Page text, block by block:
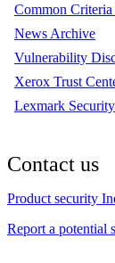
Common
News Archive
Vulnerability
Xerox Trust
Lexmark Security
Contact us
Product security
Report a potential